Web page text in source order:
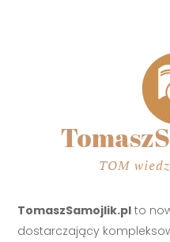
TomaszSamojlik.pl to
dostarczający